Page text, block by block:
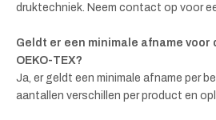
druktechniek. Neem contact op voor
Geldt er een minimale afname voor
OEKO-TEX?
Ja, er geldt een minimale afname per
aantallen verschillen per product en